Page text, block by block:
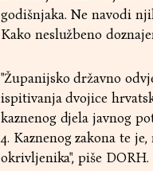
godišnjaka. Ne navodi
Kako neslužbeno
"Županijsko državno
ispitivanja dvojice
kaznenog djela javnog
4. Kaznenog zakona te
okrivljenika", piše DORH.